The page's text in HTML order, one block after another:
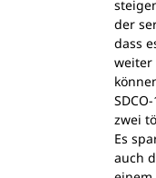
der
dass
weiter
zwei
Es
auch